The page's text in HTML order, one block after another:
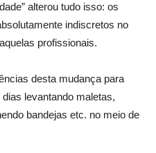
alterou tudo isso: os
indiscretos no
profissionais.
desta mudança para
levantando maletas,
bandejas etc. no meio de